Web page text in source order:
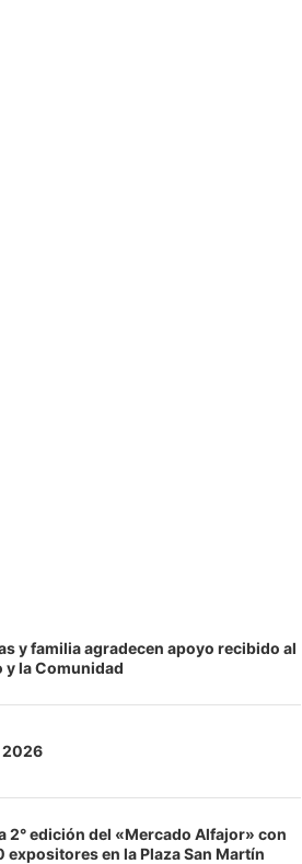
y familia agradecen apoyo recibido al
la Comunidad
2026
2° edición del «Mercado Alfajor» con
expositores en la Plaza San Martín